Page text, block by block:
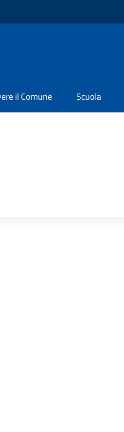
il Comune Scuola